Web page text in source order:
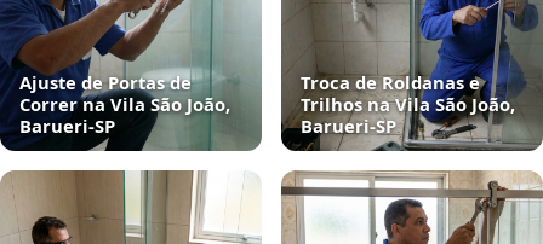
Ajuste de Portas de
Correr na Vila São João,
Barueri‑SP
Troca de Roldanas e
Trilhos na Vila São João,
Barueri‑SP